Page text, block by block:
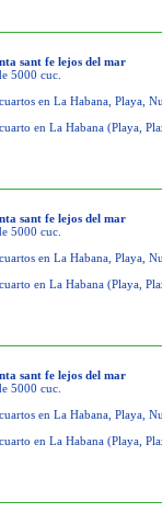
sant fe lejos del mar
5000 cuc.
en La Habana, Playa,
en La Habana (Playa,
sant fe lejos del mar
5000 cuc.
en La Habana, Playa,
en La Habana (Playa,
sant fe lejos del mar
5000 cuc.
en La Habana, Playa,
en La Habana (Playa,